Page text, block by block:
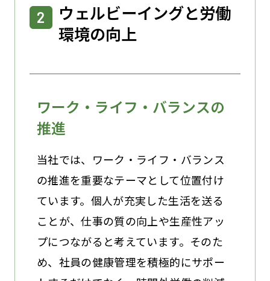
ウェルビーイングと労働
環境の向上
ワーク・ライフ・バランスの
推進
当社では、ワーク・ライフ・バランス
の推進を重要なテーマとして位置付け
ています。個人が充実した生活を送る
ことが、仕事の質の向上や生産性アッ
プにつながると考えています。そのた
め、社員の健康管理を積極的にサポー